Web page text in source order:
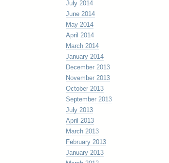
July 2014
June 2014
May 2014
April 2014
March 2014
January 2014
December 2013
November 2013
October 2013
September 2013
July 2013
April 2013
March 2013
February 2013
January 2013